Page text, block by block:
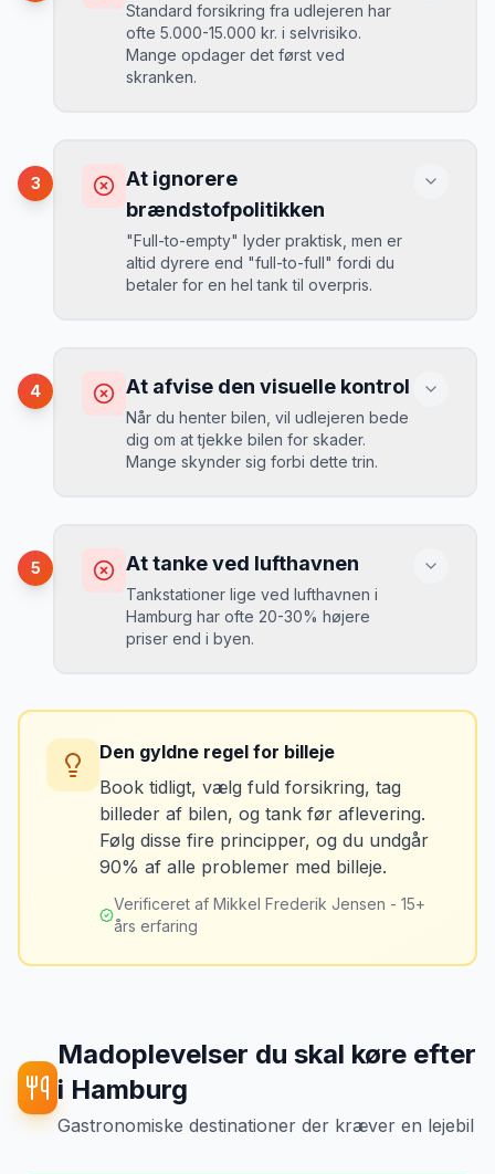
Løsning
MJ
Mikkels erfaring
“I august 2024 så jeg priserne i
Hamburg stige fra 189 kr/dag til 349
kr/dag på bare 2 uger. Book tidligt!
Standard forsikring fra udlejeren har
ofte 5.000-15.000 kr. i selvrisiko.
Mange opdager det først ved
skranken.
Ved selv en mindre skade kan du blive
opkrævet tusindvis af kroner.
Løsning
Book altid med fuld kaskoforsikring uden
MJ
Mikkels erfaring September 2023
“ En lille bule i døren kostede mig 8.000
kr. i selvrisiko. Siden har jeg altid
3
At ignorere
brændstofpolitikken
"Full-to-empty" lyder praktisk, men er
altid dyrere end "full-to-full" fordi du
betaler for en hel tank til overpris.
Du betaler 20-30% mere for brændstof,
da udlejeren tager høje benzinpriser.
Løsning
4 At afvise den visuelle kontrol
Når du henter bilen, vil udlejeren bede
dig om at tjekke bilen for skader.
Mange skynder sig forbi dette trin.
Du kan blive opkrævet for skader, der
var der før du fik bilen.
Løsning
brændstofmåleren.
MJ
Mikkels erfaring Oktober 2024
“Jeg fotograferer altid bilen fra alle
vinkler ved afhentning. Det har reddet
5 At tanke ved lufthavnen
Tankstationer lige ved lufthavnen i
Hamburg har ofte 20-30% højere
priser end i byen.
sidste tankning.
Tank bilen op et par kilometer fra
lufthavnen dagen før aflevering. Priserne
er markant lavere.
Den gyldne regel for billeje
Book tidligt, vælg fuld forsikring, tag
billeder af bilen, og tank før aflevering.
Følg disse fire principper, og du undgår
90% af alle problemer med billeje.
Verificeret af Mikkel Frederik Jensen - 15+
års erfaring
Madoplevelser du skal køre efter
i Hamburg
Gastronomiske destinationer der kræver en lejebil